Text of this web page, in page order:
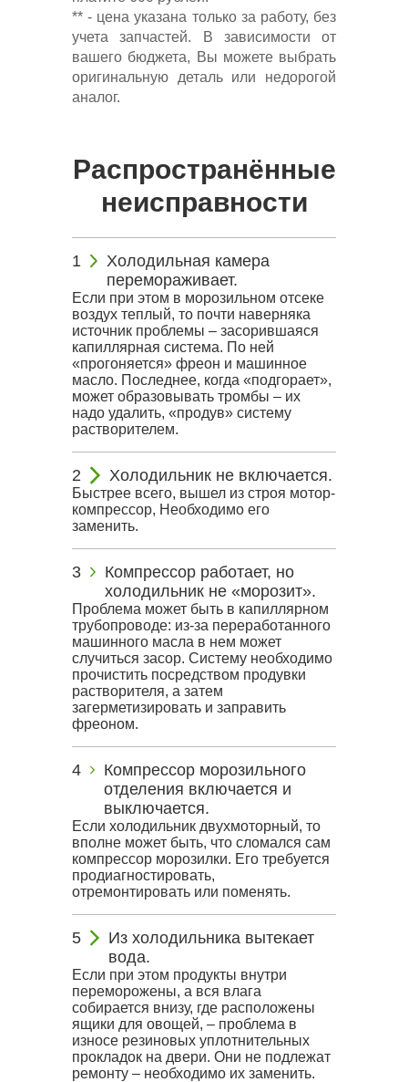
** - цена указана только за работу, без
учета запчастей. В зависимости от
вашего бюджета, Вы можете выбрать
оригинальную деталь или недорогой
аналог.
Распространённые
неисправности
Холодильная камера
перемораживает.
Если при этом в морозильном отсеке
воздух теплый, то почти наверняка
источник проблемы – засорившаяся
капиллярная система. По ней
«прогоняется» фреон и машинное
масло. Последнее, когда «подгорает»,
может образовывать тромбы – их
надо удалить, «продув» систему
растворителем.
Холодильник не включается.
Быстрее всего, вышел из строя мотор-
компрессор, Необходимо его
заменить.
Компрессор работает, но
холодильник не «морозит».
Проблема может быть в капиллярном
трубопроводе: из-за переработанного
машинного масла в нем может
случиться засор. Систему необходимо
прочистить посредством продувки
растворителя, а затем
загерметизировать и заправить
фреоном.
Компрессор морозильного
отделения включается и
выключается.
Если холодильник двухмоторный, то
вполне может быть, что сломался сам
компрессор морозилки. Его требуется
продиагностировать,
отремонтировать или поменять.
Из холодильника вытекает
вода.
Если при этом продукты внутри
переморожены, а вся влага
собирается внизу, где расположены
ящики для овощей, – проблема в
износе резиновых уплотнительных
прокладок на двери. Они не подлежат
ремонту – необходимо их заменить.